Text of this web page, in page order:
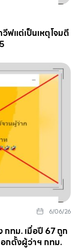
ฟแต่เป็นเหตุโจมตี
6/06/26
ทม. เมื่อปี 67 ถูก
กตั้งผู้ว่าฯ กทม.